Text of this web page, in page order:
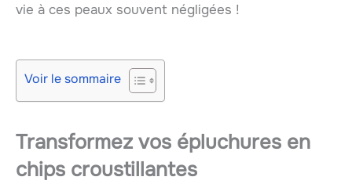
vie à ces peaux souvent négligées !
Voir le sommaire
Transformez vos épluchures en
chips croustillantes